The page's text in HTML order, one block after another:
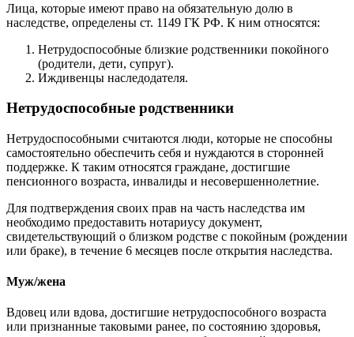
Лица, которые имеют право на обязательную долю в
наследстве, определены ст. 1149 ГК РФ. К ним относятся:
Нетрудоспособные близкие родственники покойного
(родители, дети, супруг).
Иждивенцы наследодателя.
Нетрудоспособные родственники
Нетрудоспособными считаются люди, которые не способны
самостоятельно обеспечить себя и нуждаются в сторонней
поддержке. К таким относятся граждане, достигшие
пенсионного возраста, инвалиды и несовершеннолетние.
Для подтверждения своих прав на часть наследства им
необходимо предоставить нотариусу документ,
свидетельствующий о близком родстве с покойным (рождении
или браке), в течение 6 месяцев после открытия наследства.
Муж/жена
Вдовец или вдова, достигшие нетрудоспособного возраста
или признанные таковыми ранее, по состоянию здоровья,